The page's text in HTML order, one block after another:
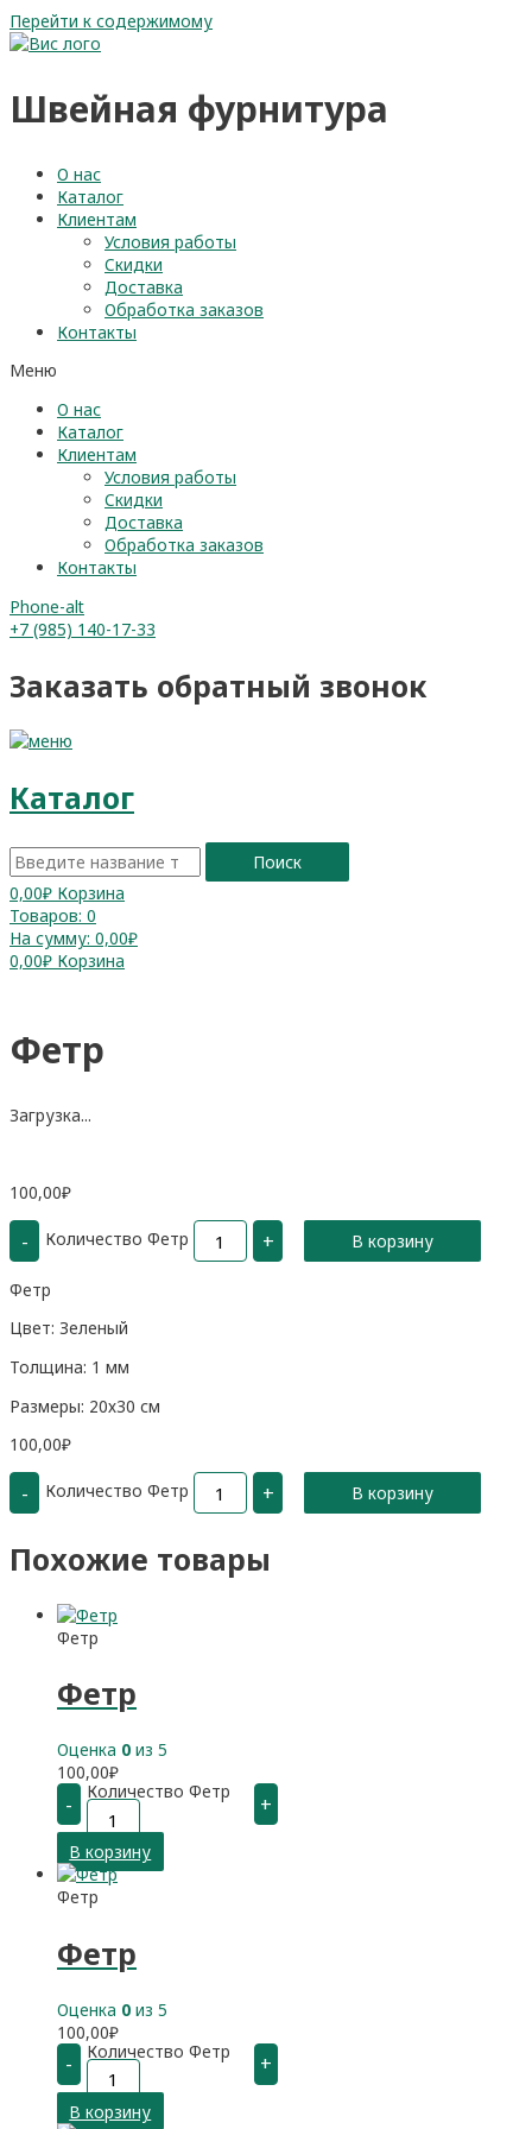
Перейти к содержимому
Швейная фурнитура
О нас
Каталог
Клиентам
Условия работы
Скидки
Доставка
Обработка заказов
Контакты
Меню
О нас
Каталог
Клиентам
Условия работы
Скидки
Доставка
Обработка заказов
Контакты
Phone-alt
+7 (985) 140-17-33
Заказать обратный звонок
Каталог
Поиск
0,00₽ Корзина
Товаров: 0
На сумму: 0,00₽
0,00₽ Корзина
Фетр
Загрузка...
100,00₽
- Количество Фетр + В корзину
Фетр
Цвет: Зеленый
Толщина: 1 мм
Размеры: 20х30 см
100,00₽
- Количество Фетр + В корзину
Похожие товары
Фетр
Фетр
Оценка 0 из 5
100,00₽
- Количество Фетр +
В корзину
Фетр
Фетр
Оценка 0 из 5
100,00₽
- Количество Фетр +
В корзину